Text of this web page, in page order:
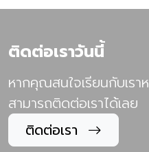
ติดต่อเราวันนี้
หากคุณสนใจเรียนกับเร
สามารถติดต่อเราได้เลย
ติดต่อเรา